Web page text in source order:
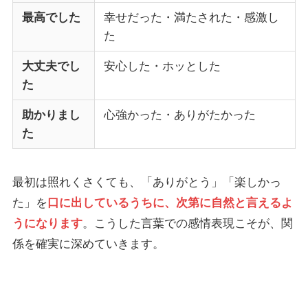
最高でした
幸せだった・満たされた・感激し
た
大丈夫でし
た
安心した・ホッとした
助かりまし
た
心強かった・ありがたかった
最初は照れくさくても、「ありがとう」「楽しかっ
た」を 口に出しているうちに、次第に自然と言えるよ
うになります。こうした言葉での感情表現こそが、関
係を確実に深めていきます。